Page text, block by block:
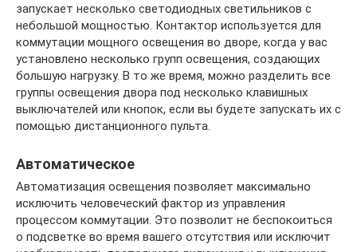
запускает несколько светодиодных светильников с
небольшой мощностью. Контактор используется для
коммутации мощного освещения во дворе, когда у вас
установлено несколько групп освещения, создающих
большую нагрузку. В то же время, можно разделить все
группы освещения двора под несколько клавишных
выключателей или кнопок, если вы будете запускать их с
помощью дистанционного пульта.
Автоматическое
Автоматизация освещения позволяет максимально
исключить человеческий фактор из управления
процессом коммутации. Это позволит не беспокоиться
о подсветке во время вашего отсутствия или исключит